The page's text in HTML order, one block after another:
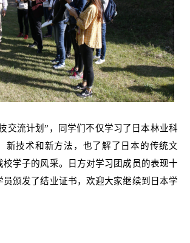
交流计划”，同学们不仅学习了日本林业科
新技术和新方法，也了解了日本的传统文
校学子的风采。日方对学习团成员的表现十
员颁发了结业证书，欢迎大家继续到日本学